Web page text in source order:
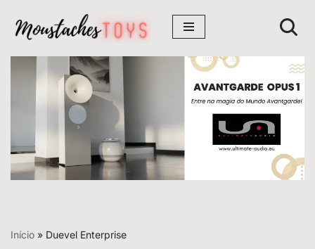
Avançar
para
conteúdo
Início » Duevel Enterprise